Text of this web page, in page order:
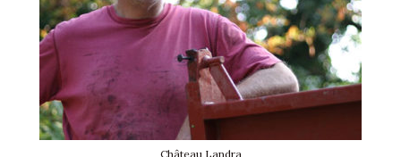
Château Landra